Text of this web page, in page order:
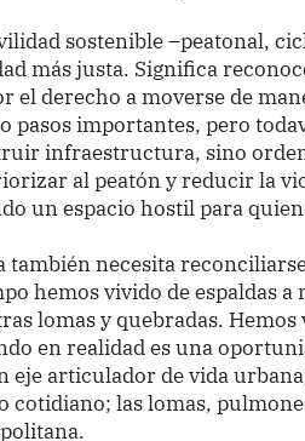
sostenible –peatonal,
más justa. Significa
el derecho a moverse de
pasos importantes, pero
infraestructura, sino
al peatón y reducir la
un espacio hostil para
también necesita
hemos vivido de espaldas a
lomas y quebradas. Hemos
en realidad es una
eje articulador de vida
cotidiano; las lomas,